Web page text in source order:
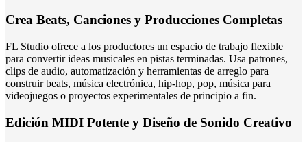
Crea Beats, Canciones y Producciones Completas
FL Studio ofrece a los productores un espacio de trabajo flexible
para convertir ideas musicales en pistas terminadas. Usa patrones,
clips de audio, automatización y herramientas de arreglo para
construir beats, música electrónica, hip-hop, pop, música para
videojuegos o proyectos experimentales de principio a fin.
Edición MIDI Potente y Diseño de Sonido Creativo